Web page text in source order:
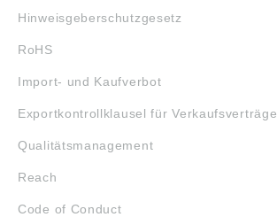
Hinweisgeberschutzgesetz
RoHS
Import- und Kaufverbot
Exportkontrollklausel für Verkaufsverträge
Qualitätsmanagement
Reach
Code of Conduct